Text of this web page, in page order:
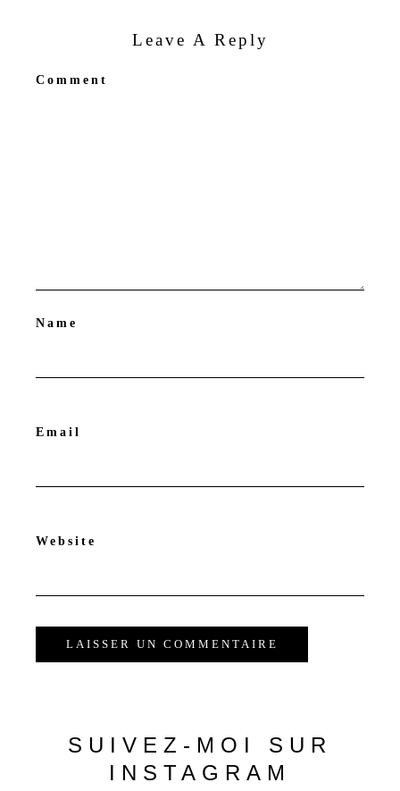
Leave A Reply
Comment
Name
Email
Website
SUIVEZ-MOI SUR
INSTAGRAM